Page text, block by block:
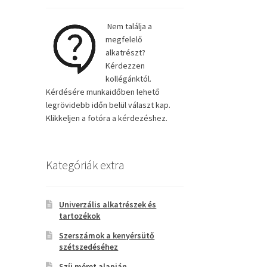
Nem találja a
megfelelő
alkatrészt?
Kérdezzen
kollégánktól.
Kérdésére munkaidőben lehető
legrövidebb időn belül választ kap.
Klikkeljen a fotóra a kérdezéshez.
Kategóriák extra
Univerzális alkatrészek és
tartozékok
Szerszámok a kenyérsütő
szétszedéséhez